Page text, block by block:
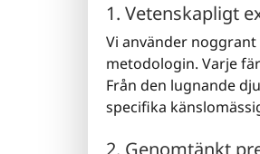
1. Vetenskapligt
Vi använder
metodologin. Varje
Från den lugnande
specifika
2. Genomtänkt